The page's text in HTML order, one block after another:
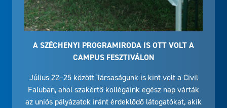
A SZÉCHENYI PROGRAMIRODA IS OTT VOLT A
CAMPUS FESZTIVÁLON
Július 22–25 között Társaságunk is kint volt a Civil
Faluban, ahol szakértő kollégáink egész nap várták
az uniós pályázatok iránt érdeklődő látogatókat, akik